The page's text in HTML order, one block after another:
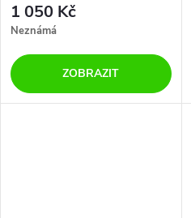
1 050 Kč
Neznámá
ZOBRAZIT